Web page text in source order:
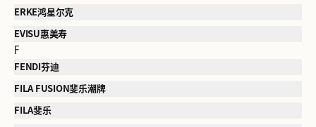
ERKE鸿星尔克
EVISU惠美寿
F
FENDI芬迪
FILA FUSION斐乐潮牌
FILA斐乐